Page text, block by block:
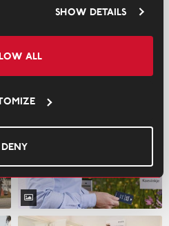
Show details
all
Deny